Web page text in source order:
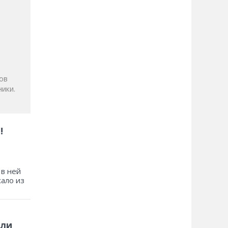
ней
из